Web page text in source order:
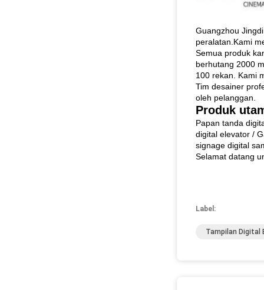
Guangzhou
peralatan.Kami
Semua produk
berhutang 2000
100 rekan. Kami
Tim desainer
oleh pelanggan.
Produk
Papan tanda
digital elevator /
signage digital
Selamat datang
Label:
Tampilan Digital